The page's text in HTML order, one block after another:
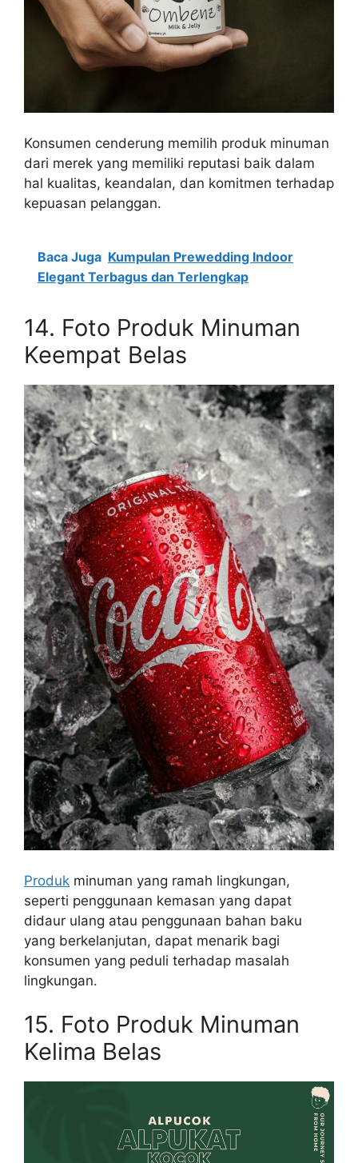
Konsumen cenderung memilih produk minuman
dari merek yang memiliki reputasi baik dalam
hal kualitas, keandalan, dan komitmen terhadap
kepuasan pelanggan.
Baca Juga Kumpulan Prewedding Indoor
Elegant Terbagus dan Terlengkap
14. Foto Produk Minuman
Keempat Belas
Produk minuman yang ramah lingkungan,
seperti penggunaan kemasan yang dapat
didaur ulang atau penggunaan bahan baku
yang berkelanjutan, dapat menarik bagi
konsumen yang peduli terhadap masalah
lingkungan.
15. Foto Produk Minuman
Kelima Belas